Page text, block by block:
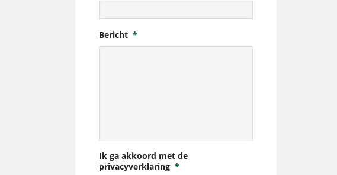
Bericht *
Ik ga akkoord met de
privacyverklaring *